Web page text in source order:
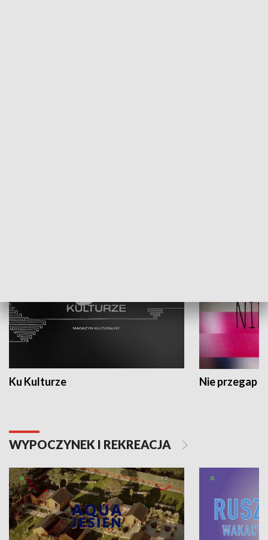
Ku Kulturze Nie przegap
WYPOCZYNEK I REKREACJA